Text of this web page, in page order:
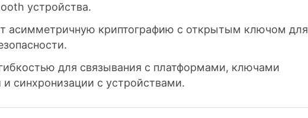
устройства.
асимметричную криптографию с открытым ключом для
для связывания с платформами, ключами
и синхронизации с устройствами.